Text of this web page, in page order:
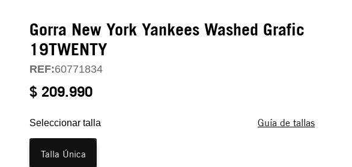
Gorra New York Yankees Washed Grafic
19TWENTY
REF:60771834
$ 209.990
Seleccionar talla Guía de tallas
Talla Única